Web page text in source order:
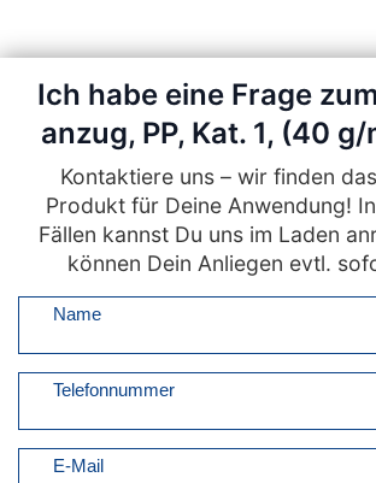
Ich habe eine Frage
anzug, PP, Kat. 1, (40
Kontaktiere uns – wir finden
Produkt für Deine Anwendung!
Fällen kannst Du uns im Laden
können Dein Anliegen evtl.
Name
Telefonnummer
E-Mail